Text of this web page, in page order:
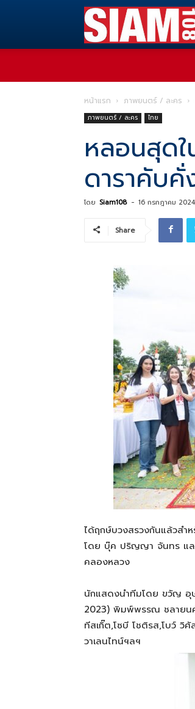
หน้าแรก ภาพยนตร์ / ละคร
ภาพยนตร์ / ละคร ไทย
หลอนสุด
ดาราคับ
โดย Siam108 - 16 กรกฎาคม 2024
Share
ได้ฤกษ์บวงสรวงกันแล้วสำ
โดย บุ๊ค ปริญญา จันทร แล
คลองหลวง
นักแสดงนำทีมโดย ขวัญ
2023) พิมพ์พรรณ ชลายน
ทีสเกิ๊ต,โซบี โชติรส,โบว์ วิ
วาเลนไทน์ฯลฯ